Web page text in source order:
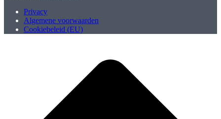
Privacy
Algemene voorwaarden
Cookiebeleid (EU)